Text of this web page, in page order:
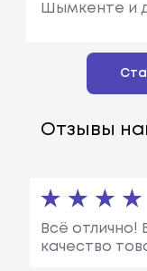
Шымкенте и
Отзывы
Всё отлично!
качество